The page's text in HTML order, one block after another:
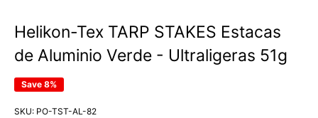
Helikon-Tex TARP STAKES Estacas
de Aluminio Verde - Ultraligeras 51g
Save 8%
SKU: PO-TST-AL-82